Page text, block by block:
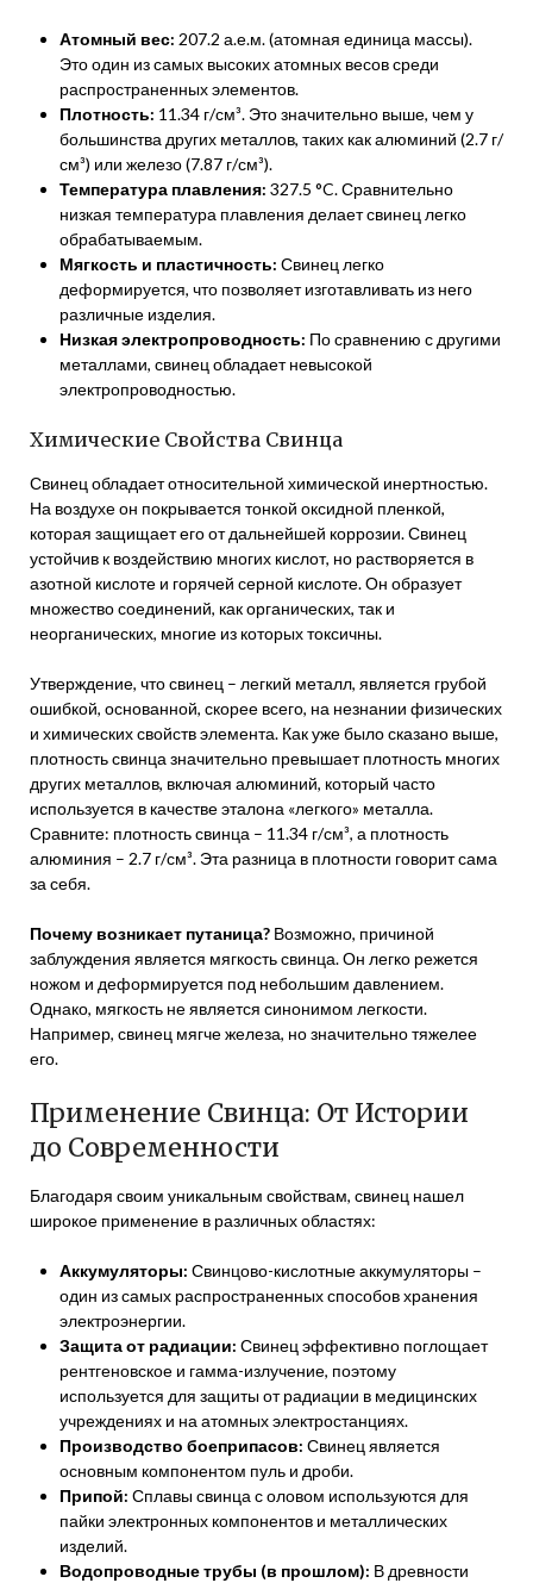
Атомный вес: 207.2 а.е.м. (атомная единица массы).
Это один из самых высоких атомных весов среди
распространенных элементов.
Плотность: 11.34 г/см³. Это значительно выше, чем у
большинства других металлов, таких как алюминий (2.7 г/
см³) или железо (7.87 г/см³).
Температура плавления: 327.5 °C. Сравнительно
низкая температура плавления делает свинец легко
обрабатываемым.
Мягкость и пластичность: Свинец легко
деформируется, что позволяет изготавливать из него
различные изделия.
Низкая электропроводность: По сравнению с другими
металлами, свинец обладает невысокой
электропроводностью.
Химические Свойства Свинца
Свинец обладает относительной химической инертностью.
На воздухе он покрывается тонкой оксидной пленкой,
которая защищает его от дальнейшей коррозии. Свинец
устойчив к воздействию многих кислот, но растворяется в
азотной кислоте и горячей серной кислоте. Он образует
множество соединений, как органических, так и
неорганических, многие из которых токсичны.
Утверждение, что свинец – легкий металл, является грубой
ошибкой, основанной, скорее всего, на незнании физических
и химических свойств элемента. Как уже было сказано выше,
плотность свинца значительно превышает плотность многих
других металлов, включая алюминий, который часто
используется в качестве эталона «легкого» металла.
Сравните: плотность свинца – 11.34 г/см³, а плотность
алюминия – 2.7 г/см³. Эта разница в плотности говорит сама
за себя.
Почему возникает путаница? Возможно, причиной
заблуждения является мягкость свинца. Он легко режется
ножом и деформируется под небольшим давлением.
Однако, мягкость не является синонимом легкости.
Например, свинец мягче железа, но значительно тяжелее
его.
Применение Свинца: От Истории
до Современности
Благодаря своим уникальным свойствам, свинец нашел
широкое применение в различных областях:
Аккумуляторы: Свинцово-кислотные аккумуляторы –
один из самых распространенных способов хранения
электроэнергии.
Защита от радиации: Свинец эффективно поглощает
рентгеновское и гамма-излучение, поэтому
используется для защиты от радиации в медицинских
учреждениях и на атомных электростанциях.
Производство боеприпасов: Свинец является
основным компонентом пуль и дроби.
Припой: Сплавы свинца с оловом используются для
пайки электронных компонентов и металлических
изделий.
Водопроводные трубы (в прошлом): В древности